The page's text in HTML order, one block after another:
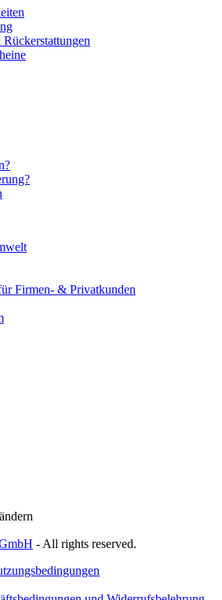
Firmen- & Privatkunden
- All rights reserved.